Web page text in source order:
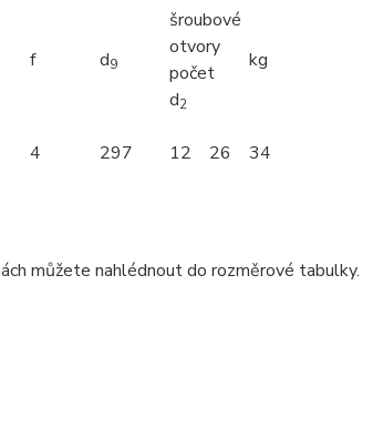
f d9
šroubové
otvory
počet
d2
kg
4 297 12 26 34
můžete nahlédnout do rozměrové tabulky.